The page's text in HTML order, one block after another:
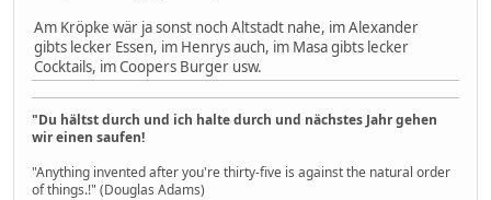
Am Kröpke wär ja sonst noch Altstadt nahe, im Alexander
gibts lecker Essen, im Henrys auch, im Masa gibts lecker
Cocktails, im Coopers Burger usw.
"Du hältst durch und ich halte durch und nächstes Jahr gehen
wir einen saufen!
"Anything invented after you're thirty-five is against the natural order
of things.!" (Douglas Adams)